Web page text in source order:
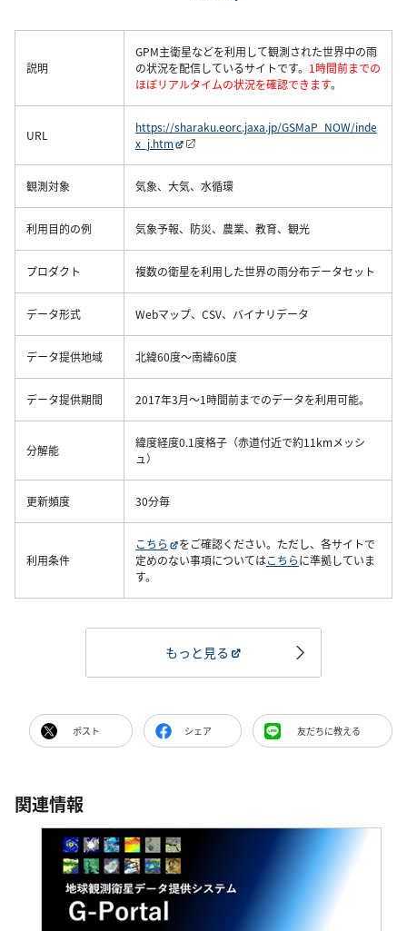
説明
GPM主衛星などを利用して観測された世界中の雨
の状況を配信しているサイトです。 1時間前までの
ほぼリアルタイムの状況を確認できます。
URL
https://sharaku.eorc.jaxa.jp/GSMaP_NOW/inde
x_j.htm
観測対象 気象、大気、水循環
利用目的の例 気象予報、防災、農業、教育、観光
プロダクト 複数の衛星を利用した世界の雨分布データセット
データ形式 Webマップ、CSV、バイナリデータ
データ提供地域 北緯60度～南緯60度
データ提供期間 2017年3月～1時間前までのデータを利用可能。
分解能
緯度経度0.1度格子（赤道付近で約11kmメッシ
ュ）
更新頻度 30分毎
利用条件
こちら
をご確認ください。ただし、各サイトで
定めのない事項についてはこちらに準拠していま
す。
もっと見る
ポスト シェア 友だちに教える
関連情報